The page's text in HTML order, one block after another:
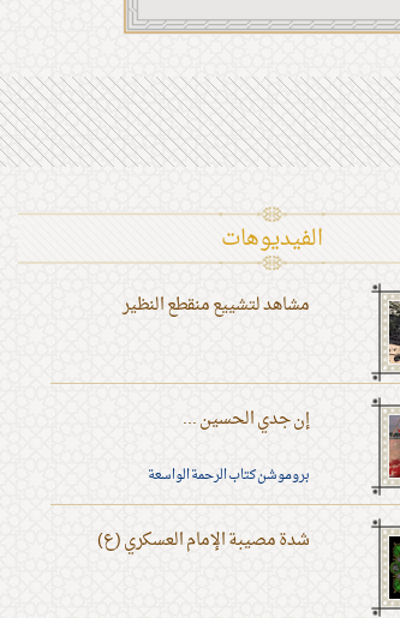
الفیدیوهات
مشاهد لتشييع منقطع النظير
إن جدي الحسين ...
بروموشن كتاب الرحمة الواسعة
شدة مصيبة الإمام العسكري (ع)